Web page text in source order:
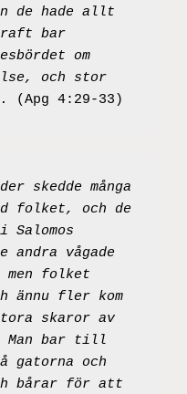
de hade allt
bar
om
och stor
(Apg 4:29-33)
skedde många
folket, och de
andra vågade
folket
ännu fler kom
skaror av
Man bar till
gatorna och
bårar för att